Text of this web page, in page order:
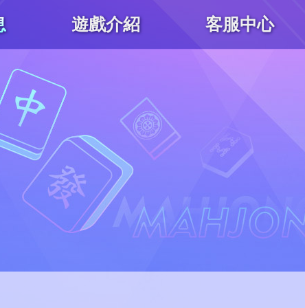
遊戲介紹 客服中心